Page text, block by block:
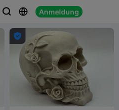
  Anmeldung
 
